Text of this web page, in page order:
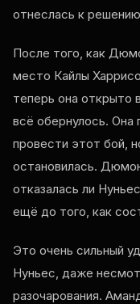
отнеслась к
После того, как
место Кайлы
теперь она открыто
всё обернулось. Она
провести этот бой,
остановилась.
отказалась ли
ещё до того, как
Это очень сильный
Нуньес, даже
разочарования.